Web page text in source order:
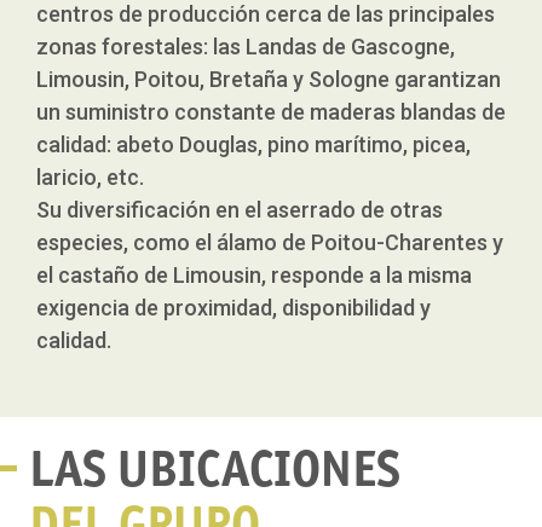
centros de producción cerca de las principales
zonas forestales: las Landas de Gascogne,
Limousin, Poitou, Bretaña y Sologne garantizan
un suministro constante de maderas blandas de
calidad: abeto Douglas, pino marítimo, picea,
laricio, etc.
Su diversificación en el aserrado de otras
especies, como el álamo de Poitou-Charentes y
el castaño de Limousin, responde a la misma
exigencia de proximidad, disponibilidad y
calidad.
LAS UBICACIONES